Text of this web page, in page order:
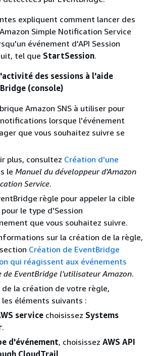
expliquent comment lancer des
Simple Notification Service
événement d'API Session
tel que StartSession.
des sessions à l'aide
(console)
Amazon SNS à utiliser pour
lorsque l'événement
que vous souhaitez suivre se
plus, consultez Création d'une
le Manuel du développeur d'Amazon
Service.
règle pour appeler la cible
pour le type d'Session
que vous souhaitez suivre.
sur la création de la règle,
Création de EventBridge
qui réagissent aux événements
de EventBridge l'utilisateur Amazon.
la création de votre règle,
éléments suivants :
service choisissez Systems
.
d'événement, choisissez AWS API
CloudTrail.